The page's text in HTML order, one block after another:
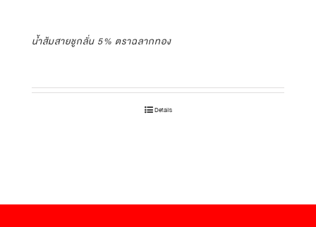
น้ำส้มสายชูกลั่น 5% ตราฉลากทอง
Details